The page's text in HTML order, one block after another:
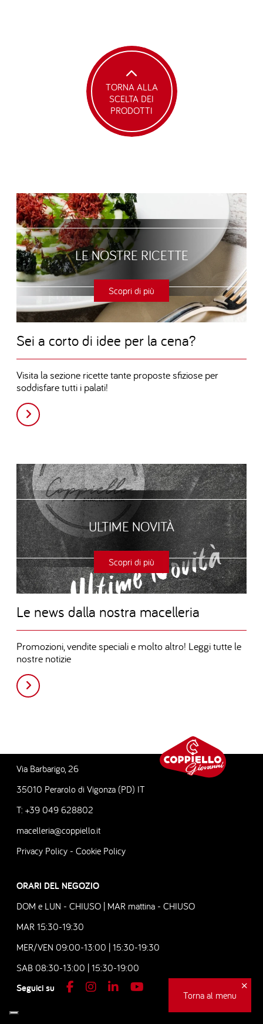
TORNA ALLA
SCELTA DEI
PRODOTTI
LE NOSTRE RICETTE
Scopri di più
Sei a corto di idee per la cena?
Visita la sezione ricette tante proposte sfiziose per
soddisfare tutti i palati!
ULTIME NOVITÀ
Scopri di più
Le news dalla nostra macelleria
Promozioni, vendite speciali e molto altro! Leggi tutte le
nostre notizie
×
Torna al menu
Via Barbarigo, 26
35010 Perarolo di Vigonza (PD) IT
T: +39 049 628802
macelleria@coppiello.it
Privacy Policy - Cookie Policy
ORARI DEL NEGOZIO
DOM e LUN - CHIUSO | MAR mattina - CHIUSO
MAR 15:30-19:30
MER/VEN 09:00-13:00 | 15:30-19:30
SAB 08:30-13:00 | 15:30-19:00
Seguici su